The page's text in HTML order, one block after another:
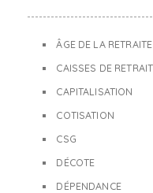
ÂGE DE LA RETRAITE
CAISSES DE
CAPITALISATION
COTISATION
CSG
DÉCOTE
DÉPENDANCE